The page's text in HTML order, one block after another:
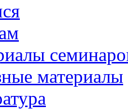
материалы